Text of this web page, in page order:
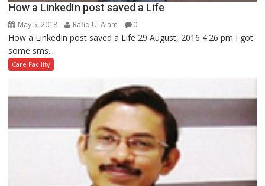
How a LinkedIn post saved a Life
May 5, 2018 Rafiq Ul Alam 0
How a LinkedIn post saved a Life 29 August, 2016 4:26 pm I got
some sms...
Care Facility